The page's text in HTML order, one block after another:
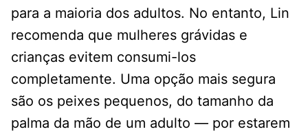
para a maioria dos adultos. No entanto, Lin
recomenda que mulheres grávidas e
crianças evitem consumi-los
completamente. Uma opção mais segura
são os peixes pequenos, do tamanho da
palma da mão de um adulto — por estarem